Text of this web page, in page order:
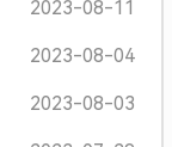
2023-08-11
2023-08-04
2023-08-03